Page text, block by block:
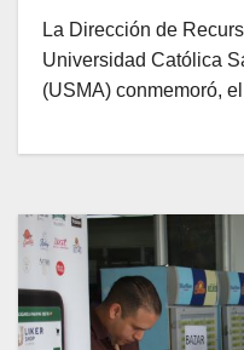
La Dirección de
Universidad Católica
(USMA) conmemoró,